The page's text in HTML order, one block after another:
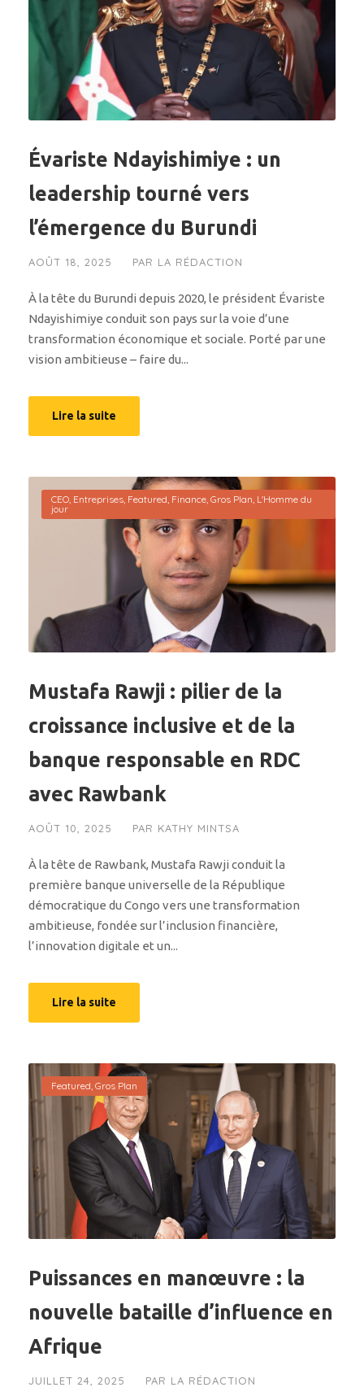
Évariste Ndayishimiye : un
leadership tourné vers
l’émergence du Burundi
AOÛT 18, 2025 PAR LA RÉDACTION
À la tête du Burundi depuis 2020, le président Évariste
Ndayishimiye conduit son pays sur la voie d’une
transformation économique et sociale. Porté par une
vision ambitieuse – faire du...
Lire la suite
CEO, Entreprises, Featured, Finance, Gros Plan, L'Homme du
jour
Mustafa Rawji : pilier de la
croissance inclusive et de la
banque responsable en RDC
avec Rawbank
AOÛT 10, 2025 PAR KATHY MINTSA
À la tête de Rawbank, Mustafa Rawji conduit la
première banque universelle de la République
démocratique du Congo vers une transformation
ambitieuse, fondée sur l’inclusion financière,
l’innovation digitale et un...
Lire la suite
Featured, Gros Plan
Puissances en manœuvre : la
nouvelle bataille d’influence en
Afrique
JUILLET 24, 2025 PAR LA RÉDACTION